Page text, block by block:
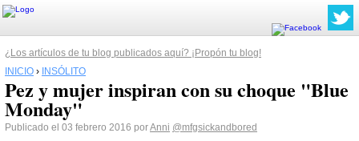
¿Los artículos de tu blog publicados aquí? ¡Propón tu blog!
INICIO › INSÓLITO
Pez y mujer inspiran con su choque "Blue
Monday"
Publicado el 03 febrero 2016 porAnni @mfgsickandbored